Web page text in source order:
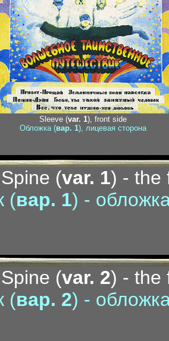
Sleeve (var. 1), front side
Обложка (вар. 1), лицевая сторона
Spine (var. 1) - the
(вар. 1) -
Spine (var. 2) - the
(вар. 2) -